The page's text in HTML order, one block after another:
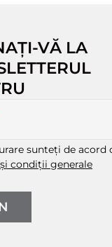
VĂ LA
sunteți de acord
condiții generale